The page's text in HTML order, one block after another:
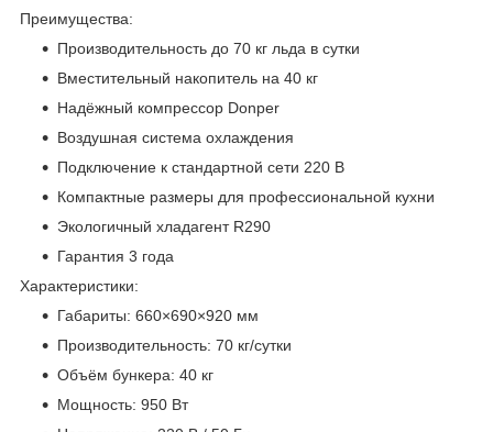
Преимущества:
Производительность до 70 кг льда в сутки
Вместительный накопитель на 40 кг
Надёжный компрессор Donper
Воздушная система охлаждения
Подключение к стандартной сети 220 В
Компактные размеры для профессиональной кухни
Экологичный хладагент R290
Гарантия 3 года
Характеристики:
Габариты: 660×690×920 мм
Производительность: 70 кг/сутки
Объём бункера: 40 кг
Мощность: 950 Вт